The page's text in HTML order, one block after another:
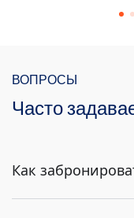
ВОПРОСЫ
Часто
Как